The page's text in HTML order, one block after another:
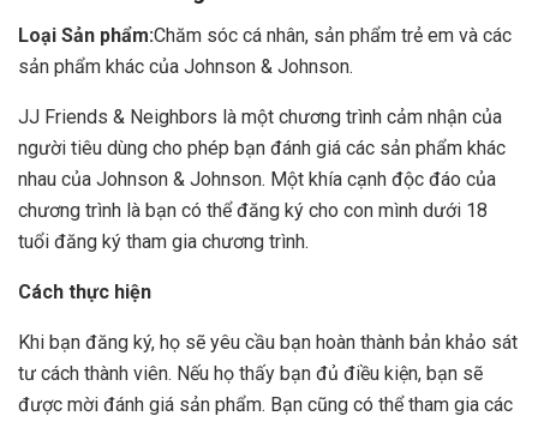
Loại Sản phẩm:Chăm sóc cá nhân, sản phẩm trẻ em và các
sản phẩm khác của Johnson & Johnson.
JJ Friends & Neighbors là một chương trình cảm nhận của
người tiêu dùng cho phép bạn đánh giá các sản phẩm khác
nhau của Johnson & Johnson. Một khía cạnh độc đáo của
chương trình là bạn có thể đăng ký cho con mình dưới 18
tuổi đăng ký tham gia chương trình.
Cách thực hiện
Khi bạn đăng ký, họ sẽ yêu cầu bạn hoàn thành bản khảo sát
tư cách thành viên. Nếu họ thấy bạn đủ điều kiện, bạn sẽ
được mời đánh giá sản phẩm. Bạn cũng có thể tham gia các